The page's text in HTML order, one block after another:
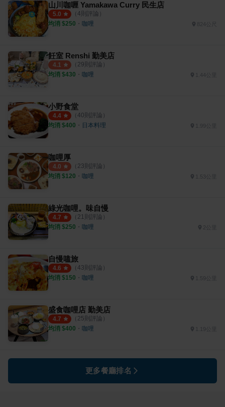
山川咖喱 Yamakawa Curry 民生店
5.0 （ 4則評論）
均消 $250 ・ 咖哩 824公尺
飪室 Renshi 勤美店
4.1 （ 29則評論）
均消 $430 ・ 咖哩 1.44公里
小野食堂
4.4 （ 40則評論）
均消 $400 ・ 日本料理
咖哩厚
4.0 （ 23則評論）
均消 $120 ・ 咖哩 1.53公里
綠光咖哩。味自慢
4.7 （ 21則評論）
均消 $250 ・ 咖哩
自慢嗑旅
4.6 （ 43則評論）
均消 $150 ・ 咖哩 1.59公里
盛食咖哩店 勤美店
4.7 （ 25則評論）
均消 $400 ・ 咖哩
更多餐廳排名